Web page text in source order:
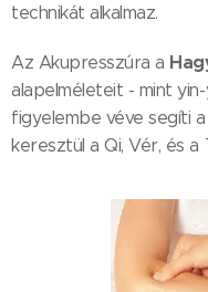
technikát alkalmaz.
Az Akupresszúra a
alapelméleteit - mint
figyelembe véve segíti
keresztül a Qi, Vér, és